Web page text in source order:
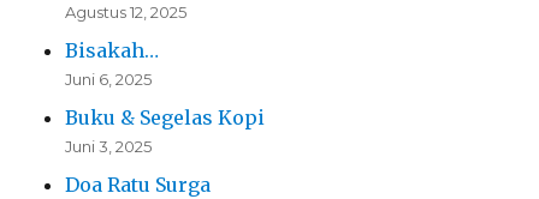
Agustus 12, 2025
Bisakah…
Juni 6, 2025
Buku & Segelas Kopi
Juni 3, 2025
Doa Ratu Surga